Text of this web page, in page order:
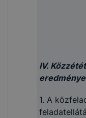
IV.
1. A